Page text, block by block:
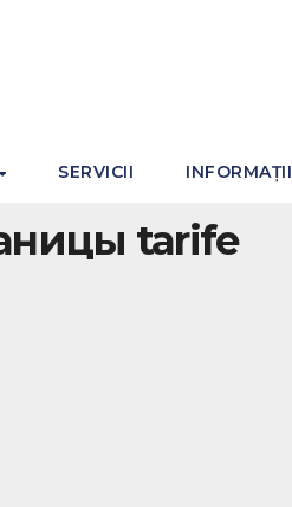
SERVICII INFORMAȚII
tarife